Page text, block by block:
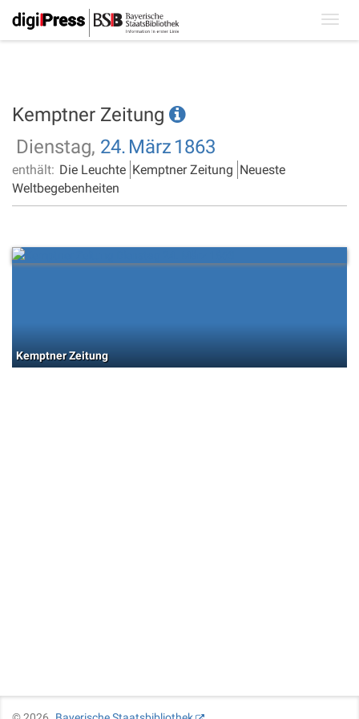
Kemptner Zeitung
Dienstag, 24. März 1863
enthält: Die Leuchte Kemptner Zeitung Neueste
Weltbegebenheiten
Kemptner Zeitung